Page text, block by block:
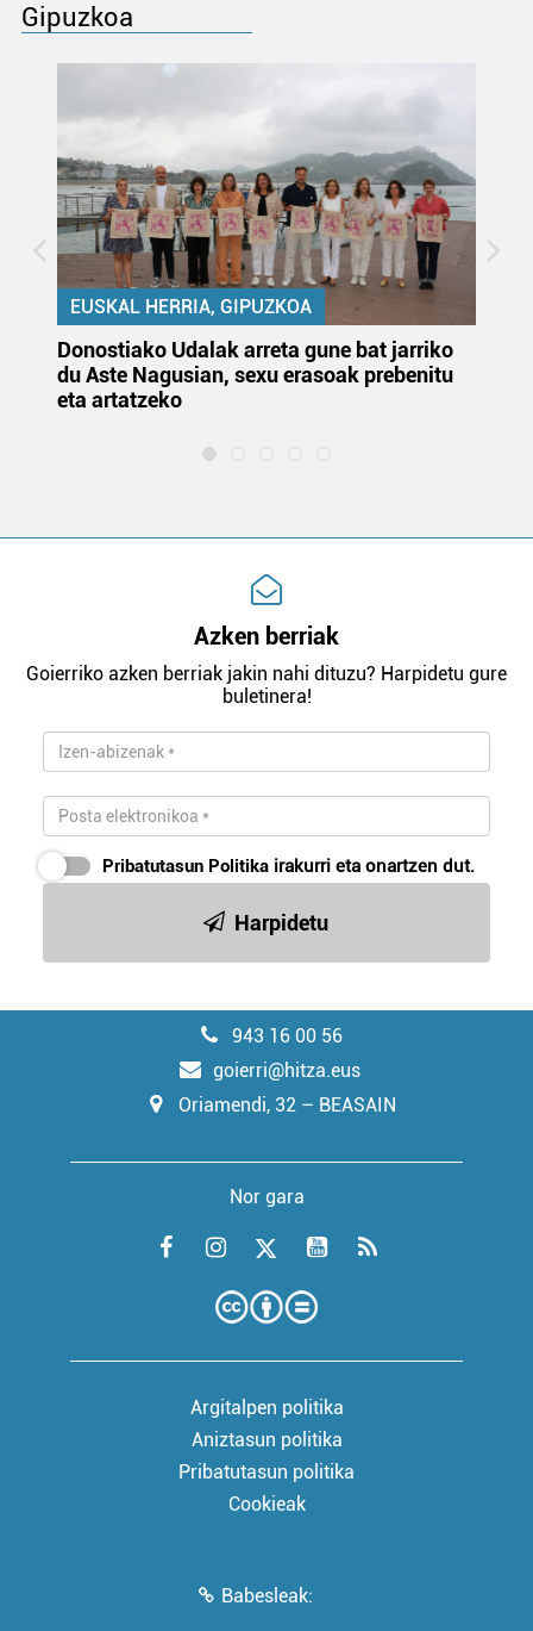
Gipuzkoa
EUSKAL HERRIA, GIPUZKOA
Donostiako Udalak arreta gune bat jarriko
du Aste Nagusian, sexu erasoak prebenitu
eta artatzeko
Azken berriak
Goierriko azken berriak jakin nahi dituzu? Harpidetu gure
buletinera!
Pribatutasun Politika irakurri eta onartzen dut.
Harpidetu
943 16 00 56
goierri@hitza.eus
Oriamendi, 32 – BEASAIN
Nor gara
Argitalpen politika
Aniztasun politika
Pribatutasun politika
Cookieak
Babesleak: